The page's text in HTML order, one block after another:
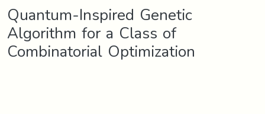
Quantum-Inspired Genetic
Algorithm for a Class of
Combinatorial Optimization